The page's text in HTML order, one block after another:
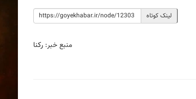
لینک کوتاه
منبع خبر:رکنا